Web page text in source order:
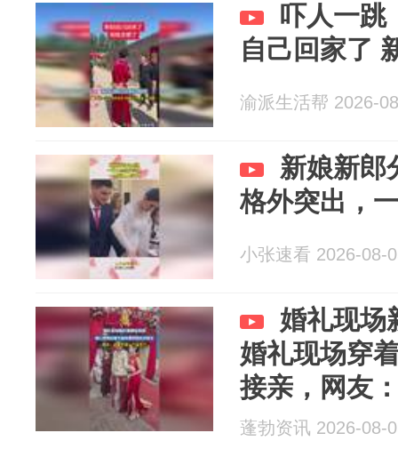
吓人一跳
自己回家了
渝派生活帮 2026-
新娘新郎
格外突出，
小张速看 2026-08-
婚礼现场
婚礼现场穿
接亲，网友
了
蓬勃资讯 2026-08-